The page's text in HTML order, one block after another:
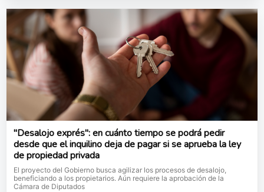
"Desalojo exprés": en cuánto tiempo se podrá pedir
desde que el inquilino deja de pagar si se aprueba la ley
de propiedad privada
El proyecto del Gobierno busca agilizar los procesos de desalojo,
beneficiando a los propietarios. Aún requiere la aprobación de la
Cámara de Diputados